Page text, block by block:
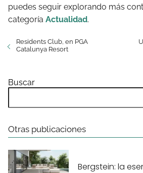
puedes seguir explorando más
categoría Actualidad.
Residents Club, en PGA
Catalunya Resort
Buscar
Otras publicaciones
Bergstein: la